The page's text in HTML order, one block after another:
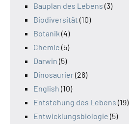
Bauplan des Lebens (3)
Biodiversität (10)
Botanik (4)
Chemie (5)
Darwin (5)
Dinosaurier(26)
English (10)
Entstehung des Lebens (19)
Entwicklungsbiologie (5)